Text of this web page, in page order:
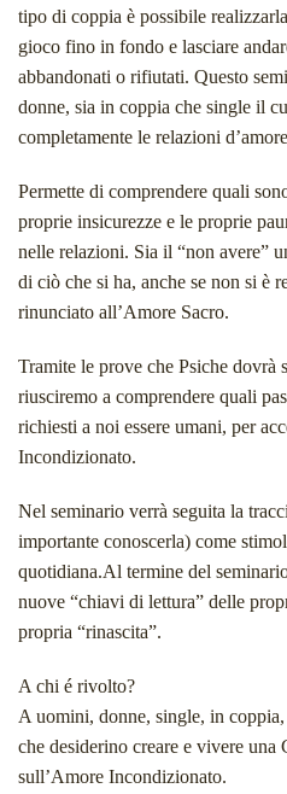
tipo di coppia è possibile
gioco fino in fondo e lasciare
abbandonati o rifiutati. Questo
donne, sia in coppia che single il
completamente le relazioni
Permette di comprendere quali
proprie insicurezze e le proprie
nelle relazioni. Sia il “non avere”
di ciò che si ha, anche se non si è
rinunciato all’Amore Sacro.
Tramite le prove che Psiche dovrà
riusciremo a comprendere quali
richiesti a noi essere umani, per
Incondizionato.
Nel seminario verrà seguita la
importante conoscerla) come
quotidiana.Al termine del
nuove “chiavi di lettura” delle
propria “rinascita”.
A chi é rivolto?
A uomini, donne, single, in
che desiderino creare e vivere una
sull’Amore Incondizionato.